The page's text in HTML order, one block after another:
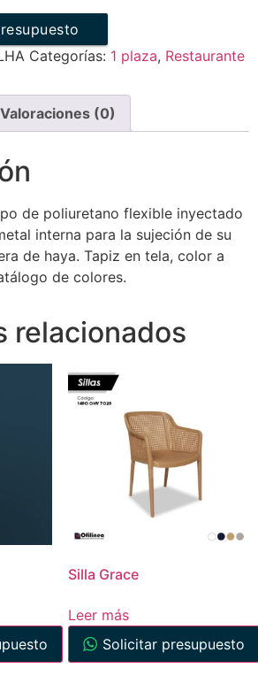
Categorías: 1 plaza, Restaurante
Valoraciones (0)
de poliuretano flexible inyectado
interna para la sujeción de su
de haya. Tapiz en tela, color a
de colores.
relacionados
Silla Grace
Leer más
Solicitar presupuesto